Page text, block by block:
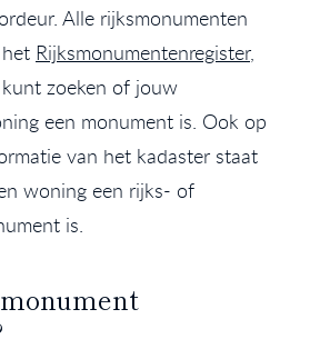
Alle rijksmonumenten
Rijksmonumentenregister,
zoeken of jouw
een monument is. Ook op
van het kadaster staat
woning een rijks- of
is.